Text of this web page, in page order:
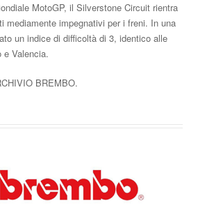
MotoGP, il Silverstone Circuit rientra
mediamente impegnativi per i freni. In una
un indice di difficoltà di 3, identico alle
e Valencia.
BREMBO.